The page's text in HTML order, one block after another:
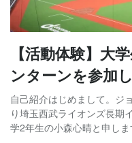
【活動体験】大
ンターンを参加
自己紹介はじめまして。ジ
り埼玉西武ライオンズ長期
学2年生の小森心晴と申し